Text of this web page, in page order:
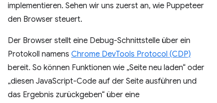
implementieren. Sehen wir uns zuerst an, wie Puppeteer
den Browser steuert.
Der Browser stellt eine Debug-Schnittstelle über ein
Protokoll namens Chrome DevTools Protocol (CDP)
bereit. So können Funktionen wie „Seite neu laden“ oder
„diesen JavaScript-Code auf der Seite ausführen und
das Ergebnis zurückgeben“ über eine